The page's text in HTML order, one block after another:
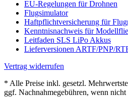
EU-Regelungen für Drohnen
Flugsimulator
Haftpflichtversicherung für
Kenntnisnachweis für
Leitfaden SLS LiPo Akkus
Lieferversionen ARTF/PNP/
Vertrag widerrufen
* Alle Preise inkl. gesetzl.
ggf. Nachnahmegebühren, wenn nicht